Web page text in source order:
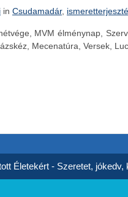
in Csudamadár,
MVM élménynap,
Mecenatúra, Versek,
Életekért - Szeretet, jókedv,